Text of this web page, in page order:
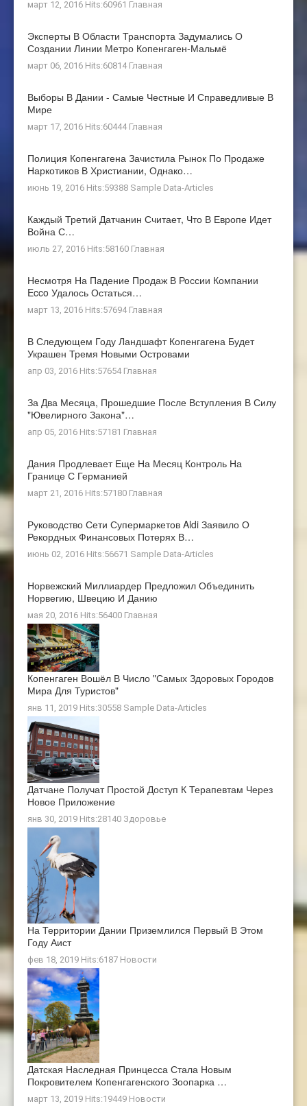
март 12, 2016 Hits:60961 Главная
Эксперты В Области Транспорта Задумались О
Создании Линии Метро Копенгаген-Мальмё
март 06, 2016 Hits:60814 Главная
Выборы В Дании - Самые Честные И Справедливые В
Мире
март 17, 2016 Hits:60444 Главная
Полиция Копенгагена Зачистила Рынок По Продаже
Наркотиков В Христиании, Однако…
июнь 19, 2016 Hits:59388 Sample Data-Articles
Каждый Третий Датчанин Считает, Что В Европе Идет
Война С…
июль 27, 2016 Hits:58160 Главная
Несмотря На Падение Продаж В России Компании
Ecco Удалось Остаться…
март 13, 2016 Hits:57694 Главная
В Следующем Году Ландшафт Копенгагена Будет
Украшен Тремя Новыми Островами
апр 03, 2016 Hits:57654 Главная
За Два Месяца, Прошедшие После Вступления В Силу
"ювелирного Закона"…
апр 05, 2016 Hits:57181 Главная
Дания Продлевает Еще На Месяц Контроль На
Границе С Германией
март 21, 2016 Hits:57180 Главная
Руководство Сети Супермаркетов Aldi Заявило О
Рекордных Финансовых Потерях В…
июнь 02, 2016 Hits:56671 Sample Data-Articles
Норвежский Миллиардер Предложил Объединить
Норвегию, Швецию И Данию
мая 20, 2016 Hits:56400 Главная
Копенгаген Вошёл В Число "самых Здоровых Городов
Мира Для Туристов"
янв 11, 2019 Hits:30558 Sample Data-Articles
Датчане Получат Простой Доступ К Терапевтам Через
Новое Приложение
янв 30, 2019 Hits:28140 Здоровье
На Территории Дании Приземлился Первый В Этом
Году Аист
фев 18, 2019 Hits:6187 Новости
Датская Наследная Принцесса Стала Новым
Покровителем Копенгагенского Зоопарка …
март 13, 2019 Hits:19449 Новости